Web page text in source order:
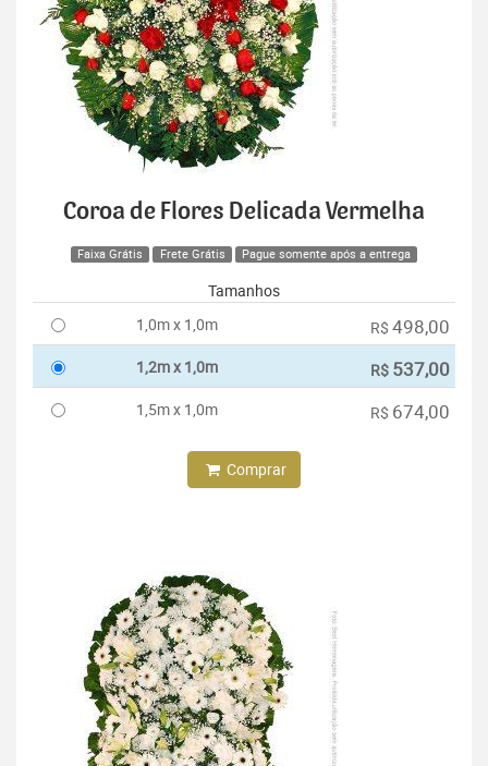
Coroa de Flores Delicada Vermelha
Faixa Grátis Frete Grátis Pague somente após a entrega
Tamanhos
1,0m x 1,0m
R$ 498,00
1,2m x 1,0m R$ 537,00
1,5m x 1,0m R$ 674,00
Comprar